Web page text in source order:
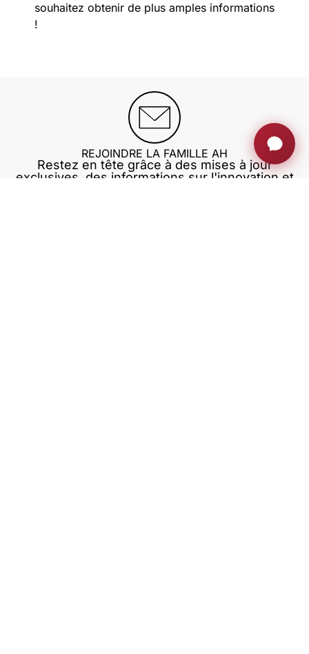
souhaitez obtenir de plus amples informations
!
REJOINDRE LA FAMILLE AH
Restez en tête grâce à des mises à jour
exclusives, des informations sur l'innovation et